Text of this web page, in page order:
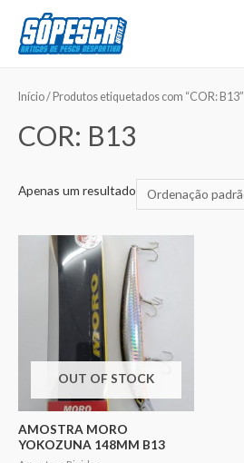
Início/ Produtos etiquetados com “COR: B13”
COR: B13
Apenas um resultado
OUT OF STOCK
AMOSTRA MORO
YOKOZUNA 148MM B13